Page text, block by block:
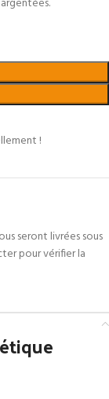
!
seront livrées sous
pour vérifier la